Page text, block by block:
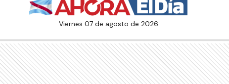
viernes 07 de agosto de 2026